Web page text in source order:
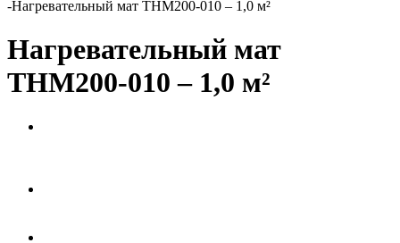
-Нагревательный мат THM200-010 – 1,0 м²
Нагревательный мат
THM200-010 – 1,0 м²